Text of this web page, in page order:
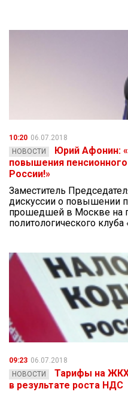
10:20 06.07.2018
НОВОСТИ
Юрий Афонин:
повышения
России!»
Заместитель
дискуссии о повышении
прошедшей в Москве на
политологического клуба
09:23 06.07.2018
НОВОСТИ
Тарифы на ЖКХ
в результате роста НДС